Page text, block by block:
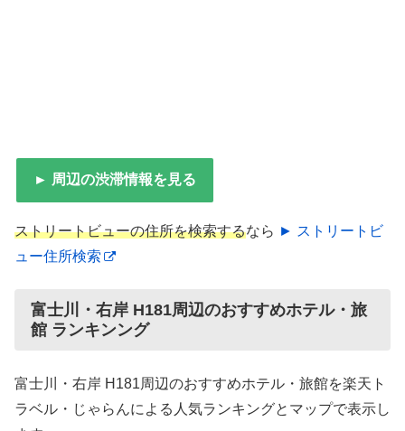
► 周辺の渋滞情報を見る
ストリートビューの住所を検索するなら ► ストリートビ
ュー住所検索
富士川・右岸 H181周辺のおすすめホテル・旅
館 ランキンング
富士川・右岸 H181周辺のおすすめホテル・旅館を楽天ト
ラベル・じゃらんによる人気ランキングとマップで表示し